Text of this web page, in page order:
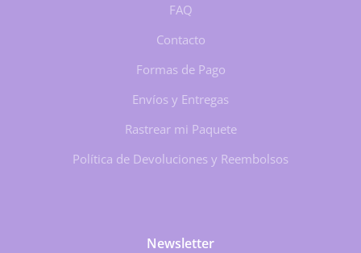
FAQ
Contacto
Formas de Pago
Envíos y Entregas
Rastrear mi Paquete
Política de Devoluciones y Reembolsos
Newsletter